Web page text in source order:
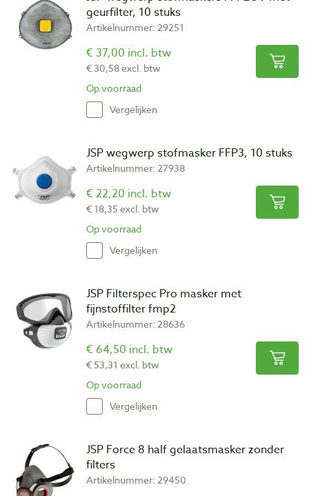
geurfilter, 10 stuks
Artikelnummer: 29251
€ 37,00 incl. btw
€ 30,58 excl. btw
Op voorraad
Vergelijken
JSP wegwerp stofmasker FFP3, 10 stuks
Artikelnummer: 27938
€ 22,20 incl. btw
€ 18,35 excl. btw
Op voorraad
Vergelijken
JSP Filterspec Pro masker met
fijnstoffilter fmp2
Artikelnummer: 28636
€ 64,50 incl. btw
€ 53,31 excl. btw
Op voorraad
Vergelijken
JSP Force 8 half gelaatsmasker zonder
filters
Artikelnummer: 29450